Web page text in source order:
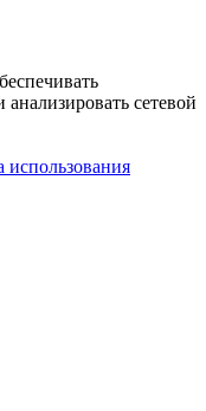
сетевой
использования